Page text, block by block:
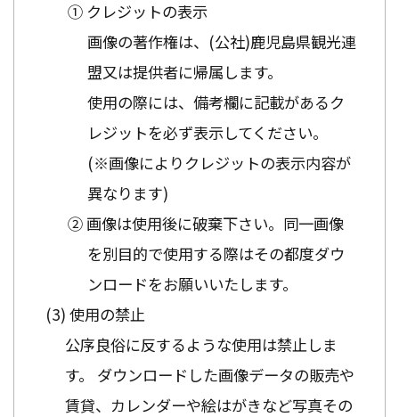
① クレジットの表示
画像の著作権は、(公社)鹿児島県観光連
盟又は提供者に帰属します。
使用の際には、備考欄に記載があるク
レジットを必ず表示してください。
(※画像によりクレジットの表示内容が
異なります)
② 画像は使用後に破棄下さい。同一画像
を別目的で使用する際はその都度ダウ
ンロードをお願いいたします。
使用の禁止
公序良俗に反するような使用は禁止しま
す。 ダウンロードした画像データの販売や
賃貸、カレンダーや絵はがきなど写真その